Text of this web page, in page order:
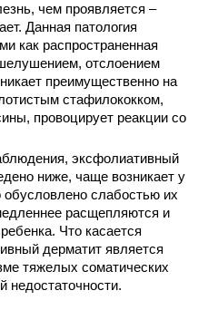
чем проявляется –
Данная патология
как распространенная
отслоением
преимущественно на
стафилококком,
провоцирует реакции со
эксфолиативный
ниже, чаще возникает у
обусловлено слабостью их
расщепляются и
Что касается
дерматит является
тяжелых соматических
недостаточности.